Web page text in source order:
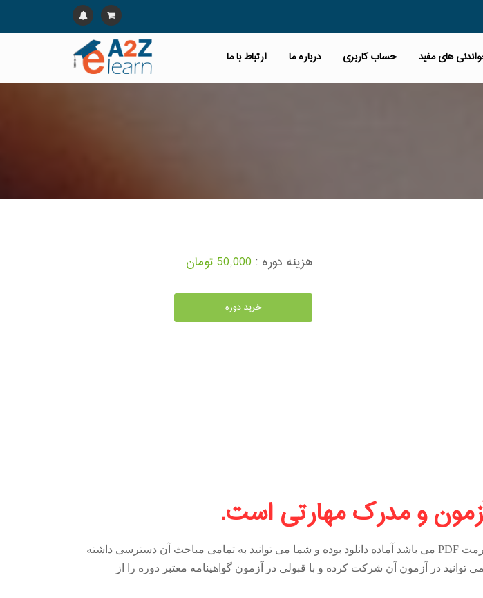
های مفید حساب کاربری درباره ما ارتباط با ما
هزینه دوره : 50,000 تومان
خرید دوره
و مدرک مهارتی است.
PDF می باشد آماده دانلود بوده و شما می توانید به تمامی مباحث آن دسترسی داشته
در آزمون آن شرکت کرده و با قبولی در آزمون گواهینامه معتبر دوره را از